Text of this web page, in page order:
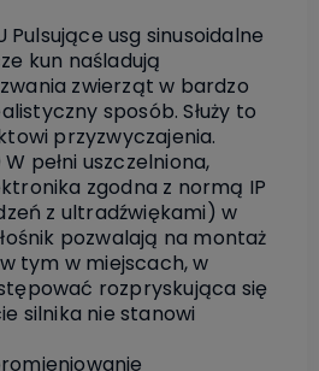
Pulsujące usg sinusoidalne
kun naśladują
zwierząt w bardzo
sposób. Służy to
przyzwyczajenia.
pełni uszczelniona,
zgodna z normą IP
z ultradźwiękami) w
pozwalają na montaż
tym w miejscach, w
rozpryskująca się
silnika nie stanowi